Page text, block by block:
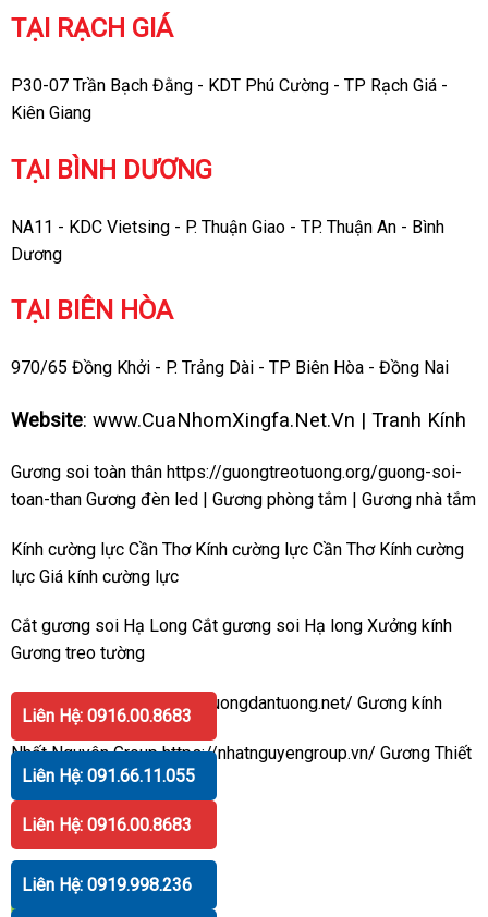
TẠI RẠCH GIÁ
P30-07 Trần Bạch Đằng - KDT Phú Cường - TP Rạch Giá -
Kiên Giang
TẠI BÌNH DƯƠNG
NA11 - KDC Vietsing - P. Thuận Giao - TP. Thuận An - Bình
Dương
TẠI BIÊN HÒA
970/65 Đồng Khởi - P. Trảng Dài - TP Biên Hòa - Đồng Nai
Website: www.CuaNhomXingfa.Net.Vn | Tranh Kính
Gương soi toàn thân https://guongtreotuong.org/guong-soi-
toan-than Gương đèn led| Gương phòng tắm| Gương nhà tắm
Kính cường lực Cần Thơ Kính cường lực Cần ThơKính cường
lực Giá kính cường lực
Cắt gương soi Hạ Long Cắt gương soi Hạ long Xưởng kính
Gương treo tường
Gương dán tườnghttps://guongdantuong.net/ Gương kính
Nhất Nguyên Grouphttps://nhatnguyengroup.vn/ Gương Thiết
bị vệ sinh
Hotline:091.817.8386
Liên Hệ: 0916.00.8683
Liên Hệ: 091.66.11.055
Liên Hệ: 0916.00.8683
Liên Hệ: 0919.998.236